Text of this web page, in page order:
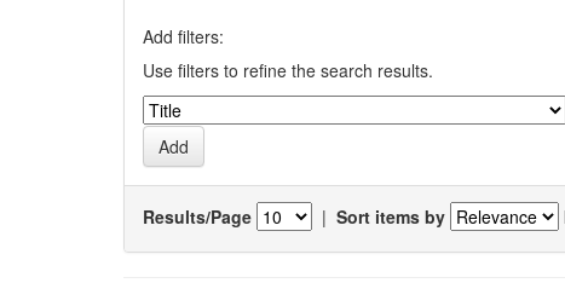
Add filters:
Use filters to refine the search results.
Results/Page | Sort items by